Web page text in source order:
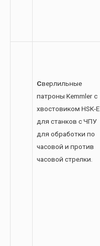
Сверлильные
патроны Kemmler с
хвостовиком HSK-E
для станков с ЧПУ
для обработки по
часовой и против
часовой стрелки.